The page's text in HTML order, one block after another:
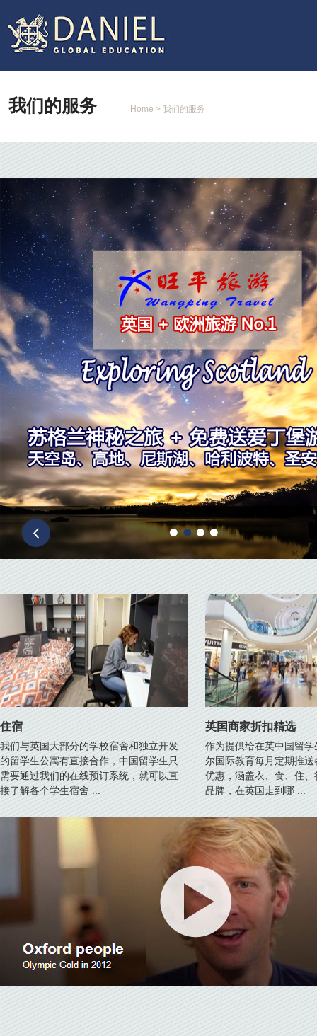
我们的服务 Home > 我们的服务
4
住宿
我们与英国大部分的学校宿舍和独立开发
的留学生公寓有直接合作，中国留学生只
需要通过我们的在线预订系统，就可以直
接了解各个学生宿舍 ...
英国商家折扣精选
作为提供给在英中国留
尔国际教育每月定期推
优惠，涵盖衣、食、住
品牌，在英国走到哪 ...